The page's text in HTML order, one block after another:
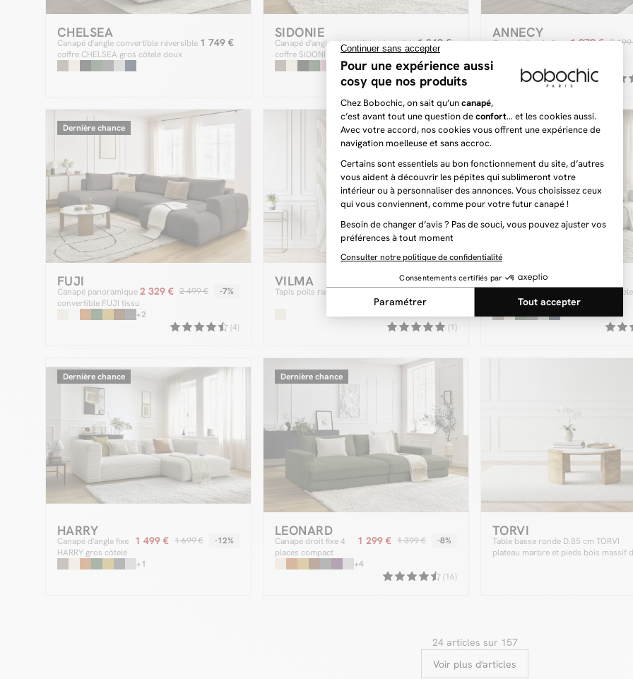
CHELSEA
Canapé d'angle convertible réversible
coffre CHELSEA gros côtelé doux
1 749 €
SIDONIE
Canapé d'angle convertible réversible
coffre SIDONIE velours côtelé
1 349 €
ANNECY
Canapé d'angle fixe
tissu bouclette avec
1 chauffeuse 1 place
1 979 € 2
Dernière chance
FUJI
Canapé panoramique
convertible FUJI tissu
2 329 € 2 499 € -7%
+2
(4)
VILMA
Tapis poils ras VILMA motif abstrait 89 €
(1)
SIDONIE
Canapé d'angle convertible réversible
coffre SIDONIE tissu chiné
Dernière chance
HARRY
Canapé d'angle fixe
HARRY gros côtelé
1 499 € 1 699 € -12%
+1
Dernière chance
LEONARD
Canapé droit fixe 4
places compact
1 299 € 1 399 € -8%
+4
(16)
TORVI
Table basse ronde D.85 cm TORVI
plateau marbre et pieds bois massif
24 articles sur 157
Voir plus d'articles